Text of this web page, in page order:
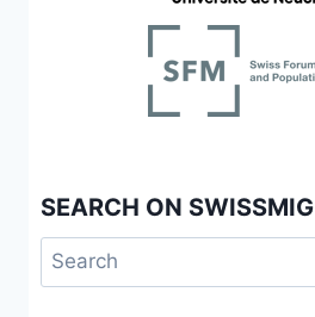
SEARCH ON SWISSMIG
Search
for: